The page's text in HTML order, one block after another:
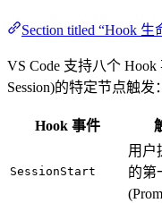
Section titled “Hook
VS Code 支持八个
Session)的特定节点触发：
Hook 事件
SessionStart
用户
的第